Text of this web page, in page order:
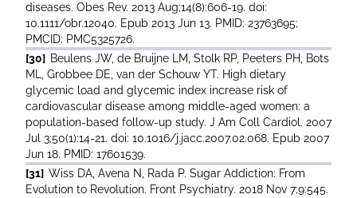
diseases. Obes Rev. 2013 Aug;14(8):606-19. doi:
10.1111/obr.12040. Epub 2013 Jun 13. PMID: 23763695;
PMCID: PMC5325726.
[30] Beulens JW, de Bruijne LM, Stolk RP, Peeters PH, Bots
ML, Grobbee DE, van der Schouw YT. High dietary
glycemic load and glycemic index increase risk of
cardiovascular disease among middle-aged women: a
population-based follow-up study. J Am Coll Cardiol. 2007
Jul 3;50(1):14-21. doi: 10.1016/j.jacc.2007.02.068. Epub 2007
Jun 18. PMID: 17601539.
[31] Wiss DA, Avena N, Rada P. Sugar Addiction: From
Evolution to Revolution. Front Psychiatry. 2018 Nov 7;9:545.